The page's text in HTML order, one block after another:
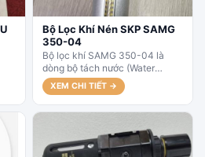
Bộ Lọc Khí Nén SKP SAMG
350-04
Bộ lọc khí SAMG 350-04 là
dòng bộ tách nước (Water
Separator) cao cấp thuộc series
SAMG của SKP Korea,...
XEM CHI TIẾT →